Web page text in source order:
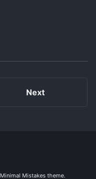
Next
Minimal Mistakes theme.